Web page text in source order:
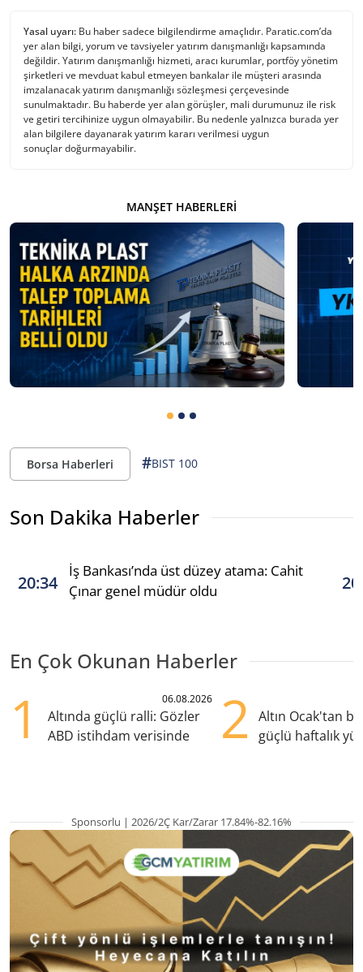
Yasal uyarı: Bu haber sadece bilgilendirme amaçlıdır. Paratic.com’da
yer alan bilgi, yorum ve tavsiyeler yatırım danışmanlığı kapsamında
değildir. Yatırım danışmanlığı hizmeti, aracı kurumlar, portföy yönetim
şirketleri ve mevduat kabul etmeyen bankalar ile müşteri arasında
imzalanacak yatırım danışmanlığı sözleşmesi çerçevesinde
sunulmaktadır. Bu haberde yer alan görüşler, mali durumunuz ile risk
ve getiri tercihinize uygun olmayabilir. Bu nedenle yalnızca burada yer
alan bilgilere dayanarak yatırım kararı verilmesi uygun
sonuçlar doğurmayabilir.
MANŞET HABERLERI
Borsa Haberleri #BIST 100
Son Dakika Haberler
20:34
İş Bankası’nda üst düzey atama: Cahit
Çınar genel müdür oldu
En Çok Okunan Haberler
1 06.08.2026
Altında güçlü ralli: Gözler
ABD istihdam verisinde
2
Altın Ocak'tan
güçlü haftalık
Sponsorlu | 2026/2Ç Kar/Zarar 17.84%-82.16%